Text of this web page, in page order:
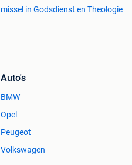
missel in Godsdienst en Theologie
Auto's
BMW
Opel
Peugeot
Volkswagen